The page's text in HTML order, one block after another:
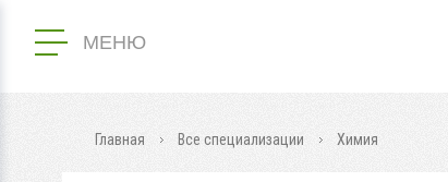
МЕНЮ
Главная Все специализации Химия